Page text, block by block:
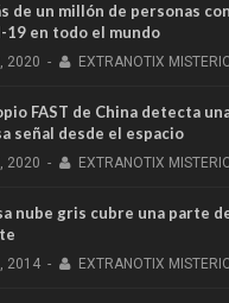
de un millón de personas
19 en todo el mundo
2020 - EXTRANOTIX
FAST de China detecta
señal desde el espacio
2020 - EXTRANOTIX
nube gris cubre una parte
2014 - EXTRANOTIX